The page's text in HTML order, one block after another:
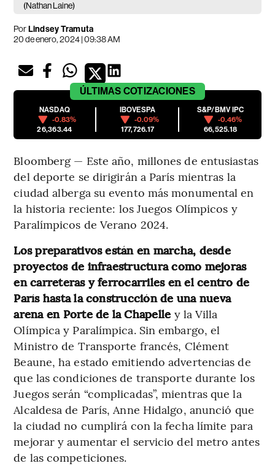
(Nathan Laine)
PorLindsey Tramuta
20 de enero, 2024 | 09:38 AM
ÚLTIMAS COTIZACIONES
NASDAQ
-0.83%
26,363.44
IBOVESPA
-0.09%
177,726.17
S&P/BMV IPC
-0.46%
66,525.18
Bloomberg — Este año, millones de entusiastas
del deporte se dirigirán a París mientras la
ciudad alberga su evento más monumental en
la historia reciente: los Juegos Olímpicos y
Paralímpicos de Verano 2024.
Los preparativos están en marcha, desde
proyectos de infraestructura como mejoras
en carreteras y ferrocarriles en el centro de
París hasta la construcción de una nueva
arena en Porte de la Chapelle y la Villa
Olímpica y Paralímpica. Sin embargo, el
Ministro de Transporte francés, Clément
Beaune, ha estado emitiendo advertencias de
que las condiciones de transporte durante los
Juegos serán “complicadas”, mientras que la
Alcaldesa de París, Anne Hidalgo, anunció que
la ciudad no cumplirá con la fecha límite para
mejorar y aumentar el servicio del metro antes
de las competiciones.